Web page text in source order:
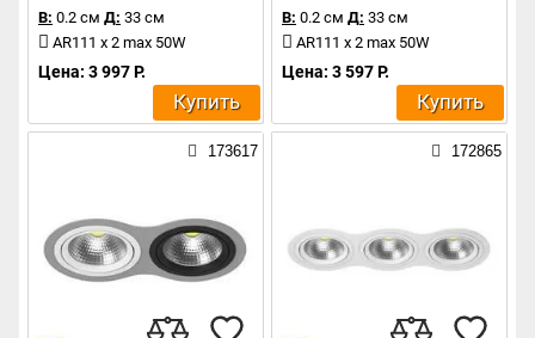
В: 0.2 см Д: 33 см
AR111 x 2 max 50W
Цена: 3 997 Р.
Купить
В: 0.2 см Д: 33 см
AR111 x 2 max 50W
Цена: 3 597 Р.
Купить
173617 172865